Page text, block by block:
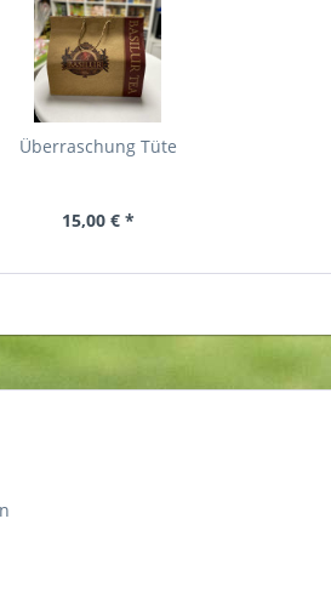
Überraschung Tüte
15,00 € *